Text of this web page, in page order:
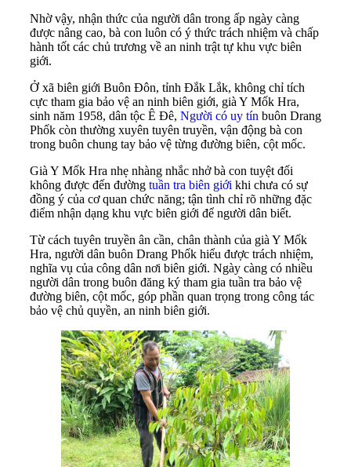
Nhờ vậy, nhận thức của người dân trong ấp ngày càng
được nâng cao, bà con luôn có ý thức trách nhiệm và chấp
hành tốt các chủ trương về an ninh trật tự khu vực biên
giới.
Ở xã biên giới Buôn Đôn, tỉnh Đắk Lắk, không chỉ tích
cực tham gia bảo vệ an ninh biên giới, già Y Mốk Hra,
sinh năm 1958, dân tộc Ê Đê, Người có uy tín buôn Drang
Phốk còn thường xuyên tuyên truyền, vận động bà con
trong buôn chung tay bảo vệ từng đường biên, cột mốc.
Già Y Mốk Hra nhẹ nhàng nhắc nhở bà con tuyệt đối
không được đến đường tuần tra biên giới khi chưa có sự
đồng ý của cơ quan chức năng; tận tình chỉ rõ những đặc
điểm nhận dạng khu vực biên giới để người dân biết.
Từ cách tuyên truyền ân cần, chân thành của già Y Mốk
Hra, người dân buôn Drang Phốk hiểu được trách nhiệm,
nghĩa vụ của công dân nơi biên giới. Ngày càng có nhiều
người dân trong buôn đăng ký tham gia tuần tra bảo vệ
đường biên, cột mốc, góp phần quan trọng trong công tác
bảo vệ chủ quyền, an ninh biên giới.